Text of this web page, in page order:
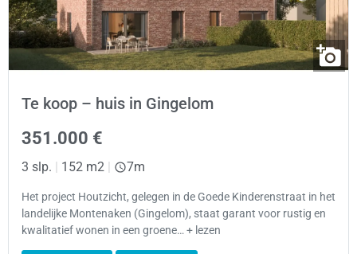
Te koop – huis in Gingelom
351.000 €
3 slp. 152 m2 7m
Het project Houtzicht, gelegen in de Goede Kinderenstraat in het
landelijke Montenaken (Gingelom), staat garant voor rustig en
kwalitatief wonen in een groene… + lezen